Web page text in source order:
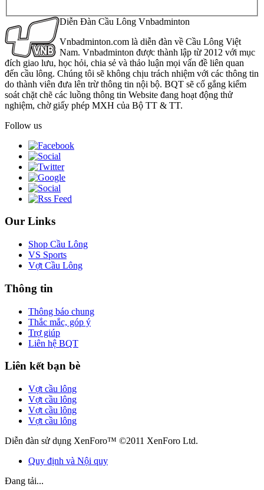
Diễn Đàn Cầu Lông Vnbadminton
Vnbadminton.com là diễn đàn về Cầu Lông Việt
Nam. Vnbadminton được thành lập từ 2012 với mục
đích giao lưu, học hỏi, chia sẻ và thảo luận mọi vấn đề liên quan
đến cầu lông. Chúng tôi sẽ không chịu trách nhiệm với các thông tin
do thành viên đưa lên trừ thông tin nội bộ. BQT sẽ cố gắng kiểm
soát chặt chẽ các luồng thông tin Website đang hoạt động thử
nghiệm, chờ giấy phép MXH của Bộ TT & TT.
Follow us
Our Links
Shop Cầu Lông
VS Sports
Vợt Cầu Lông
Thông tin
Thông báo chung
Thắc mắc, góp ý
Trợ giúp
Liên hệ BQT
Liên kết bạn bè
Vợt cầu lông
Vợt cầu lông
Vợt cầu lông
Vợt cầu lông
Diễn đàn sử dụng XenForo™ ©2011 XenForo Ltd.
Quy định và Nội quy
Đang tải...